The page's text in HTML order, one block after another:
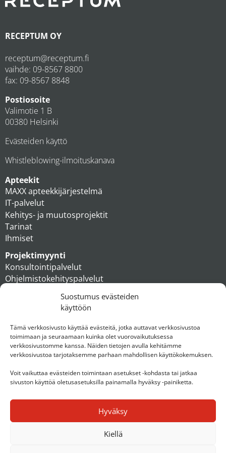
Suostumus evästeiden
käyttöön
Tämä verkkosivusto käyttää evästeitä, jotka auttavat verkkosivustoa
toimimaan ja seuraamaan kuinka olet vuorovaikutuksessa
verkkosivustomme kanssa. Näiden tietojen avulla kehitämme
verkkosivustoa tarjotaksemme parhaan mahdollisen käyttökokemuksen.
Voit vaikuttaa evästeiden toimintaan asetukset -kohdasta tai jatkaa
sivuston käyttöä oletusasetuksilla painamalla hyväksy -painiketta.
Hyväksy
Kiellä
RECEPTUM OY
receptum@receptum.fi
vaihde: 09-8567 8800
fax: 09-8567 8848
Postiosoite
Valimotie 1 B
00380 Helsinki
Evästeiden käyttö
Whistleblowing-ilmoituskanava
Apteekit
MAXX apteekkijärjestelmä
IT-palvelut
Kehitys- ja muutosprojektit
Tarinat
Ihmiset
Projektimyynti
Konsultointipalvelut
Ohjelmistokehityspalvelut
Ihmiset
Konserni
Ota yhteyttä